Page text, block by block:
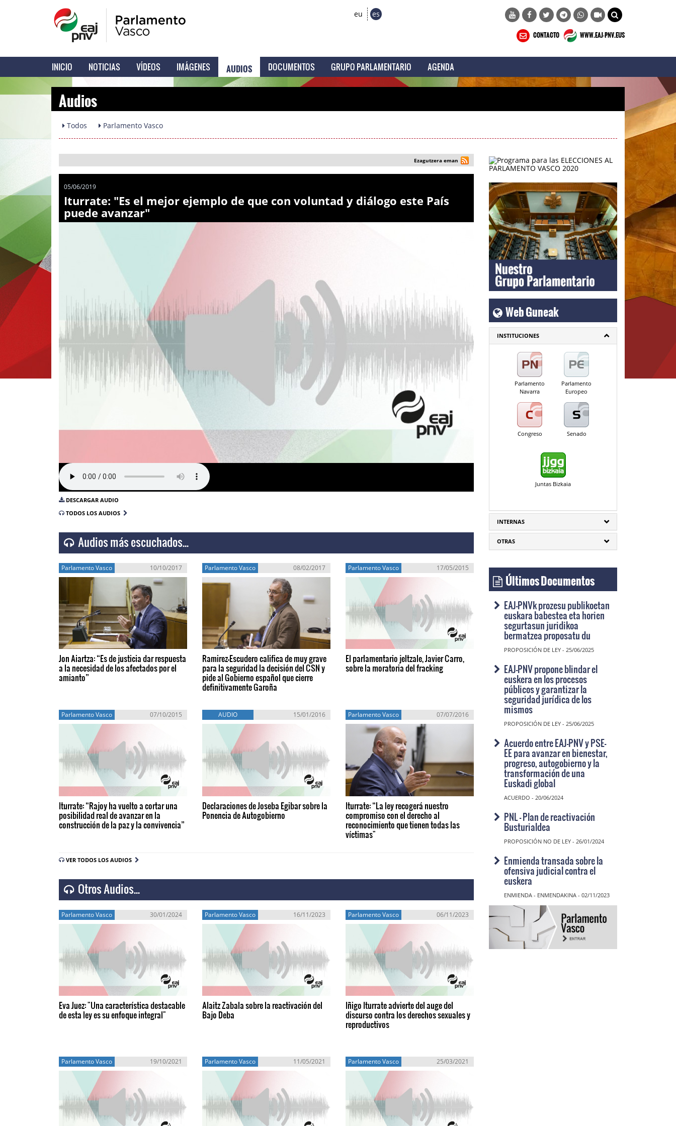
eu es
CONTACTO WWW.EAJ-PNV.EUS
INICIO NOTICIAS VÍDEOS IMÁGENES AUDIOS DOCUMENTOS GRUPO PARLAMENTARIO AGENDA
Audios
Todos Parlamento Vasco
Ezagutzera eman
05/06/2019
Iturrate: "Es el mejor ejemplo de que con voluntad y diálogo este País
puede avanzar"
DESCARGAR AUDIO
TODOS LOS AUDIOS
Audios más escuchados...
Parlamento Vasco 10/10/2017
Jon Aiartza: “Es de justicia dar respuesta
a la necesidad de los afectados por el
amianto”
Parlamento Vasco 08/02/2017
Ramirez-Escudero califica de muy grave
para la seguridad la decisión del CSN y
pide al Gobierno español que cierre
definitivamente Garoña
Parlamento Vasco 17/05/2015
El parlamentario jeltzale, Javier Carro,
sobre la moratoria del fracking
Parlamento Vasco 07/10/2015
Iturrate: “Rajoy ha vuelto a cortar una
posibilidad real de avanzar en la
construcción de la paz y la convivencia”
AUDIO 15/01/2016
Declaraciones de Joseba Egibar sobre la
Ponencia de Autogobierno
Parlamento Vasco 07/07/2016
Iturrate: “La ley recogerá nuestro
compromiso con el derecho al
reconocimiento que tienen todas las
víctimas"
VER TODOS LOS AUDIOS
Otros Audios...
Parlamento Vasco 30/01/2024
Eva Juez: "Una característica destacable
de esta ley es su enfoque integral"
Parlamento Vasco 16/11/2023
Alaitz Zabala sobre la reactivación del
Bajo Deba
Parlamento Vasco 06/11/2023
Iñigo Iturrate advierte del auge del
discurso contra los derechos sexuales y
reproductivos
Parlamento Vasco 19/10/2021 Parlamento Vasco 11/05/2021 Parlamento Vasco 25/03/2021
Web Guneak
INSTITUCIONES
Parlamento
Navarra
Parlamento
Europeo
Congreso Senado
Juntas Bizkaia
INTERNAS
OTRAS
Últimos Documentos
EAJ-PNVk prozesu publikoetan
euskara babestea eta horien
segurtasun juridikoa
bermatzea proposatu du
PROPOSICIÓN DE LEY - 25/06/2025
EAJ-PNV propone blindar el
euskera en los procesos
públicos y garantizar la
seguridad jurídica de los
mismos
PROPOSICIÓN DE LEY - 25/06/2025
Acuerdo entre EAJ-PNV y PSE-
EE para avanzar en bienestar,
progreso, autogobierno y la
transformación de una
Euskadi global
ACUERDO - 20/06/2024
PNL - Plan de reactivación
Busturialdea
PROPOSICIÓN NO DE LEY - 26/01/2024
Enmienda transada sobre la
ofensiva judicial contra el
euskera
ENMIENDA - ENMENDAKINA - 02/11/2023